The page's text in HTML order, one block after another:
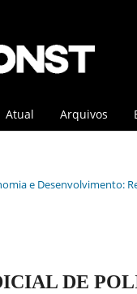
Atual Arquivos
e Desenvolvimento:
DE